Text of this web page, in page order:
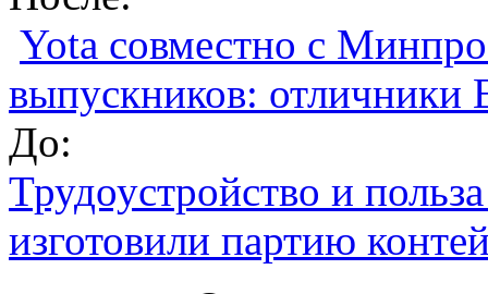
Yota совместно с
выпускников: отличники
До:
Трудоустройство и
изготовили партию